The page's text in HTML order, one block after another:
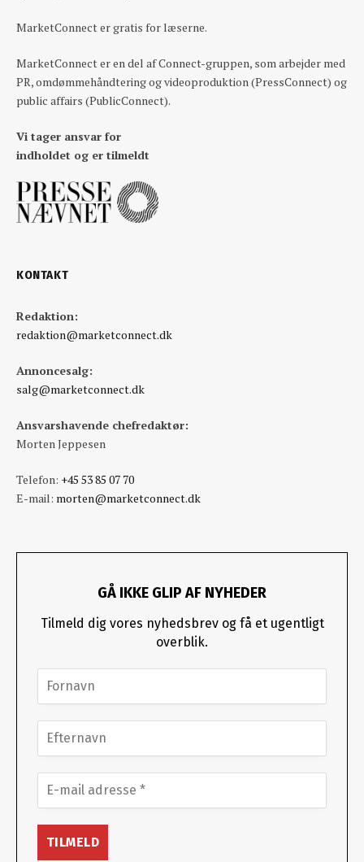
MarketConnect er gratis for læserne.
MarketConnect er en del af Connect-gruppen, som arbejder med
PR, omdømmehåndtering og videoproduktion (PressConnect) og
public affairs (PublicConnect).
Vi tager ansvar for
indholdet og er tilmeldt
KONTAKT
Redaktion:
redaktion@marketconnect.dk
Annoncesalg:
salg@marketconnect.dk
Ansvarshavende chefredaktør:
Morten Jeppesen
Telefon: +45 53 85 07 70
E-mail: morten@marketconnect.dk
GÅ IKKE GLIP AF NYHEDER
Tilmeld dig vores nyhedsbrev og få et ugentligt
overblik.